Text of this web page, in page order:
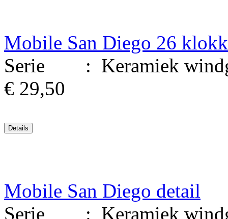
Mobile San Diego 26
Serie : Keramiek
€ 29,50
Mobile San Diego detail
Serie : Keramiek